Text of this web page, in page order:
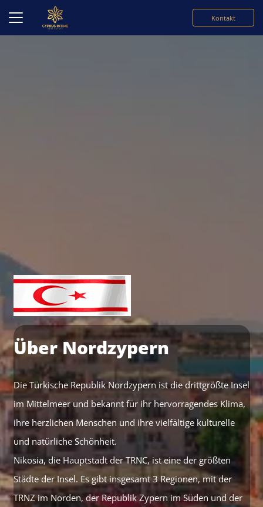
Kontakt
Über Nordzypern
Die Türkische Republik Nordzypern ist die drittgrößte Insel
im Mittelmeer und bekannt für ihr hervorragendes Klima,
ihre herzlichen Menschen und ihre vielfältige kulturelle
und natürliche Schönheit.
Nikosia, die Hauptstadt der TRNC, ist eine der größten
Städte der Insel. Es gibt insgesamt 3 Regionen, mit der
TRNZ im Norden, der Republik Zypern im Süden und der